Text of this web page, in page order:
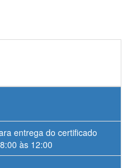
entrega do certificado
às 12:00